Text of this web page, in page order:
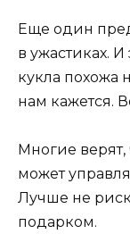
Еще один
в ужастиках.
кукла похожа
нам кажется.
Многие
может
Лучше не
подарком.